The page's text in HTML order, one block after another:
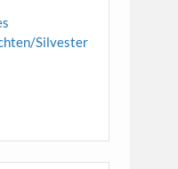
Silvester